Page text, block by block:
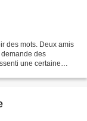
des mots. Deux amis
des
une certaine